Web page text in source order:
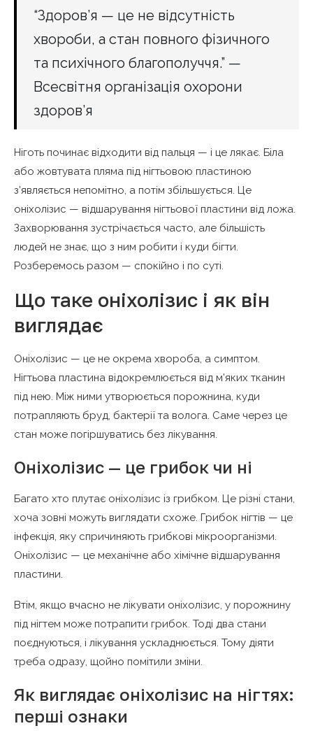
“Здоров’я — це не відсутність
хвороби, а стан повного фізичного
та психічного благополуччя.” —
Всесвітня організація охорони
здоров’я
Ніготь починає відходити від пальця — і це лякає. Біла
або жовтувата пляма під нігтьовою пластиною
з’являється непомітно, а потім збільшується. Це
оніхолізис — відшарування нігтьової пластини від ложа.
Захворювання зустрічається часто, але більшість
людей не знає, що з ним робити і куди бігти.
Розберемось разом — спокійно і по суті.
Що таке оніхолізис і як він
виглядає
Оніхолізис — це не окрема хвороба, а симптом.
Нігтьова пластина відокремлюється від м’яких тканин
під нею. Між ними утворюється порожнина, куди
потрапляють бруд, бактерії та волога. Саме через це
стан може погіршуватись без лікування.
Оніхолізис — це грибок чи ні
Багато хто плутає оніхолізис із грибком. Це різні стани,
хоча зовні можуть виглядати схоже. Грибок нігтів — це
інфекція, яку спричиняють грибкові мікроорганізми.
Оніхолізис — це механічне або хімічне відшарування
пластини.
Втім, якщо вчасно не лікувати оніхолізис, у порожнину
під нігтем може потрапити грибок. Тоді два стани
поєднуються, і лікування ускладнюється. Тому діяти
треба одразу, щойно помітили зміни.
Як виглядає оніхолізис на нігтях:
перші ознаки